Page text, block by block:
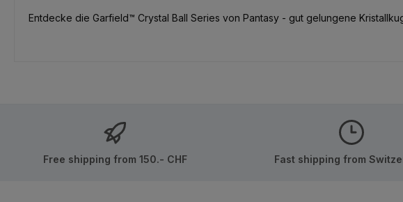
Entdecke die Garfield™ Crystal Ball Series von Pantasy - gut gelungene
Free shipping from 150.- CHF Fast shipping from